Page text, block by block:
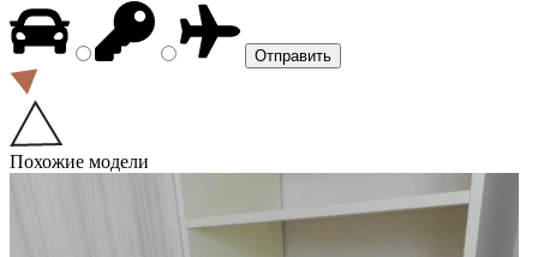
Похожие модели